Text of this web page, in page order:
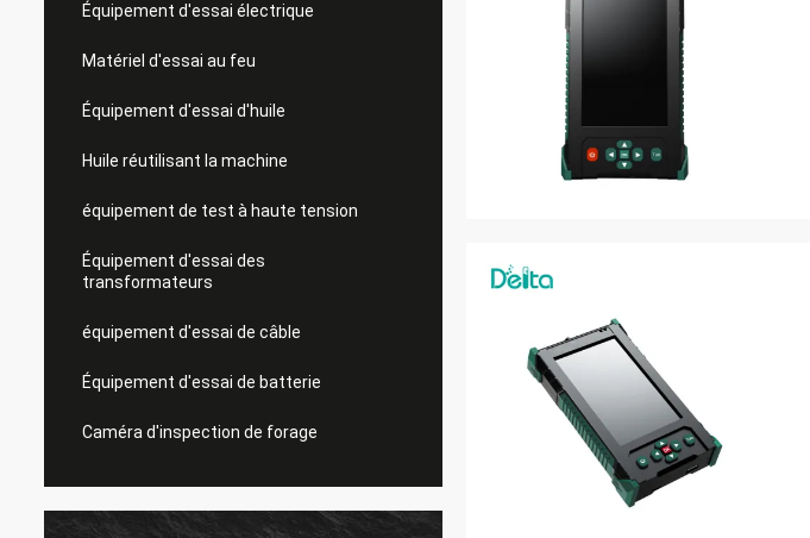
Équipement d'essai électrique
Matériel d'essai au feu
Équipement d'essai d'huile
Huile réutilisant la machine
équipement de test à haute tension
Équipement d'essai des
transformateurs
équipement d'essai de câble
Équipement d'essai de batterie
Caméra d'inspection de forage